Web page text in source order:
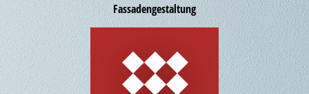
Fassaden­gestaltung